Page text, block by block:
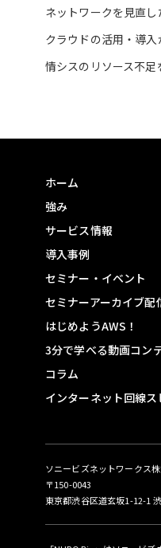
ネットワークを見直し
クラウドの活用・導入
情シスのリソース不足
ホーム
強み
サービス情報
導入事例
セミナー・イベント
セミナーアーカイブ配
はじめようAWS！
3分で学べる動画コン
コラム
インターネット回線ス
ソニービズネットワークス
〒150-0043
東京都渋谷区道玄坂1-12-1